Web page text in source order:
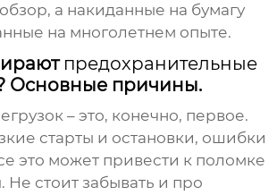
а накиданные на бумагу
на многолетнем опыте.
предохранительные
Основные причины.
– это, конечно, первое.
старты и остановки, ошибки
это может привести к поломке
Не стоит забывать и про